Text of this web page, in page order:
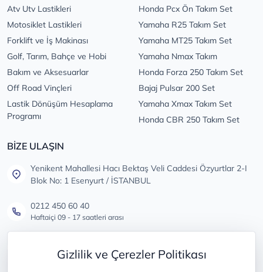
Gizlilik ve Çerezler Politikası
Atv Utv Lastikleri
Motosiklet Lastikleri
Forklift ve İş Makinası
Golf, Tarım, Bahçe ve Hobi
Bakım ve Aksesuarlar
Off Road Vinçleri
Lastik Dönüşüm Hesaplama
Programı
Honda Pcx Ön Takım Set
Yamaha R25 Takım Set
Yamaha MT25 Takım Set
Yamaha Nmax Takım
Honda Forza 250 Takım Set
Bajaj Pulsar 200 Set
Yamaha Xmax Takım Set
Honda CBR 250 Takım Set
BİZE ULAŞIN
Yenikent Mahallesi Hacı Bektaş Veli Caddesi Özyurtlar 2-I
Blok No: 1 Esenyurt / İSTANBUL
0212 450 60 40
Haftaiçi 09 - 17 saatleri arası
Tüm öneri ve şikayetleriniz için